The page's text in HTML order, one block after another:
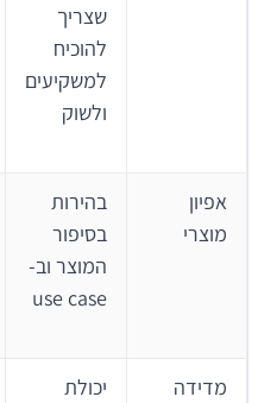
שצריך
להוכיח
למשקיעים
ולשוק
אפיון
מוצרי
בהירות
בסיפור
המוצר וב-
use case
מדידה
יכולת